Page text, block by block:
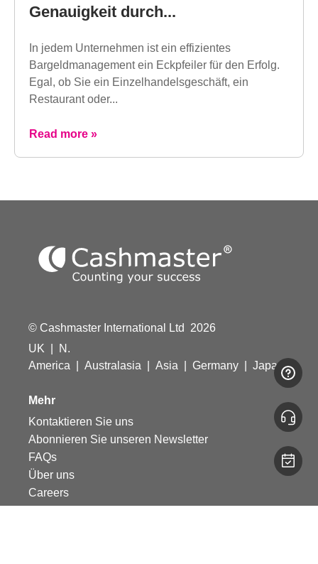
Genauigkeit durch...
In jedem Unternehmen ist ein effizientes
Bargeldmanagement ein Eckpfeiler für den Erfolg.
Egal, ob Sie ein Einzelhandelsgeschäft, ein
Restaurant oder...
Read more »
© Cashmaster International Ltd 2026
UK
N.
America
Australasia Asia Germany Japan
Mehr
Kontaktieren Sie uns
Abonnieren Sie unseren Newsletter
FAQs
Über uns
Careers